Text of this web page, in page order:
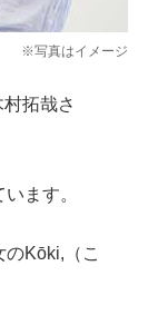
※写真はイメージ
拓哉さ
ます。
Kōki,（こ